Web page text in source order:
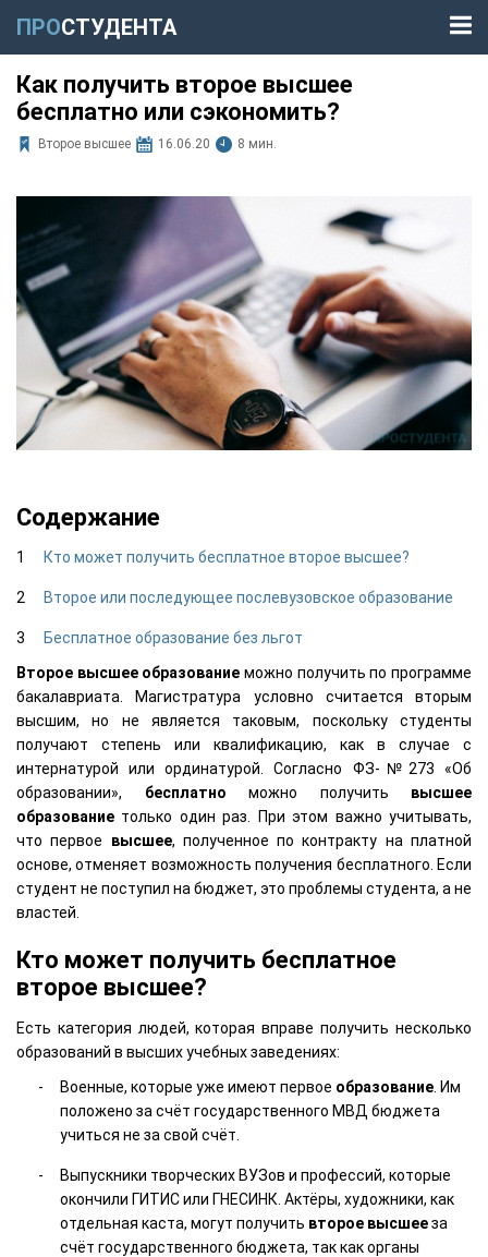
ПРОСТУДЕНТА
Как получить второе высшее
бесплатно или сэкономить?
Второе высшее 16.06.20 8 мин.
Содержание
Кто может получить бесплатное второе высшее?
Второе или последующее послевузовское образование
Бесплатное образование без льгот
Второе высшее образование можно получить по программе
бакалавриата. Магистратура условно считается вторым
высшим, но не является таковым, поскольку студенты
получают степень или квалификацию, как в случае с
интернатурой или ординатурой. Согласно ФЗ-№273 «Об
образовании», бесплатно можно получить высшее
образование только один раз. При этом важно учитывать,
что первое высшее, полученное по контракту на платной
основе, отменяет возможность получения бесплатного. Если
студент не поступил на бюджет, это проблемы студента, а не
властей.
Кто может получить бесплатное
второе высшее?
Есть категория людей, которая вправе получить несколько
образований в высших учебных заведениях:
Военные, которые уже имеют первое образование . Им
положено за счёт государственного МВД бюджета
учиться не за свой счёт.
Выпускники творческих ВУЗов и профессий, которые
окончили ГИТИС или ГНЕСИНК. Актёры, художники, как
отдельная каста, могут получить второе высшееза
счёт государственного бюджета, так как органы